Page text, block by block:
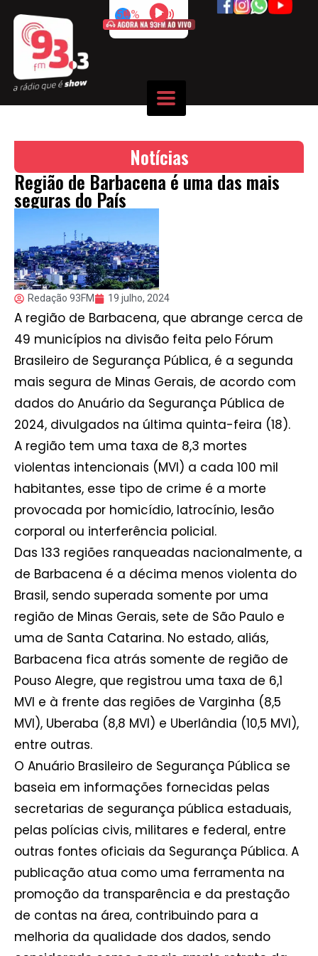
50%
Notícias
Região de Barbacena é uma das mais
seguras do País
Redação 93FM 19 julho, 2024
A região de Barbacena, que abrange cerca de
49 municípios na divisão feita pelo Fórum
Brasileiro de Segurança Pública, é a segunda
mais segura de Minas Gerais, de acordo com
dados do Anuário da Segurança Pública de
2024, divulgados na última quinta-feira (18).
A região tem uma taxa de 8,3 mortes
violentas intencionais (MVI) a cada 100 mil
habitantes, esse tipo de crime é a morte
provocada por homicídio, latrocínio, lesão
corporal ou interferência policial.
Das 133 regiões ranqueadas nacionalmente, a
de Barbacena é a décima menos violenta do
Brasil, sendo superada somente por uma
região de Minas Gerais, sete de São Paulo e
uma de Santa Catarina. No estado, aliás,
Barbacena fica atrás somente de região de
Pouso Alegre, que registrou uma taxa de 6,1
MVI e à frente das regiões de Varginha (8,5
MVI), Uberaba (8,8 MVI) e Uberlândia (10,5 MVI),
entre outras.
O Anuário Brasileiro de Segurança Pública se
baseia em informações fornecidas pelas
secretarias de segurança pública estaduais,
pelas polícias civis, militares e federal, entre
outras fontes oficiais da Segurança Pública. A
publicação atua como uma ferramenta na
promoção da transparência e da prestação
de contas na área, contribuindo para a
melhoria da qualidade dos dados, sendo